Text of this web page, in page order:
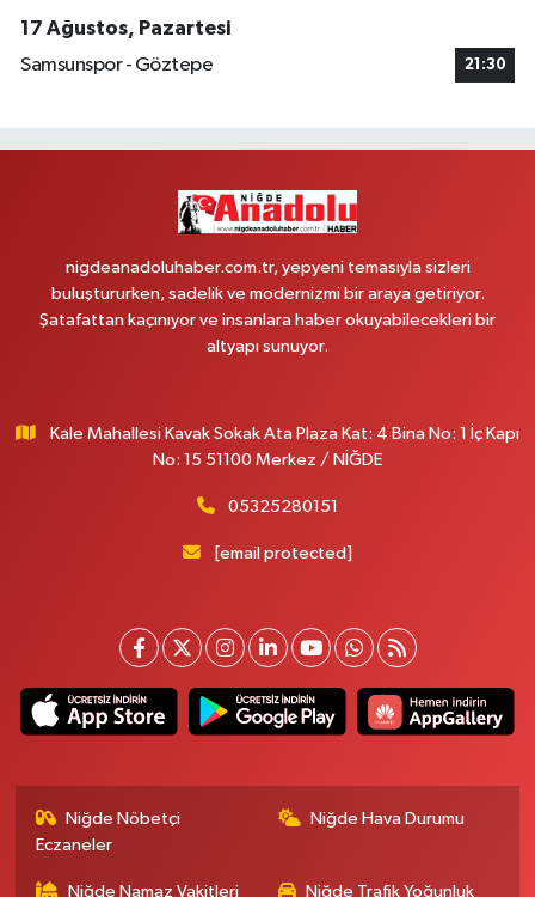
17 Ağustos, Pazartesi
Samsunspor - Göztepe
21:30
nigdeanadoluhaber.com.tr, yepyeni temasıyla sizleri
buluştururken, sadelik ve modernizmi bir araya getiriyor.
Şatafattan kaçınıyor ve insanlara haber okuyabilecekleri bir
altyapı sunuyor.
Kale Mahallesi Kavak Sokak Ata Plaza Kat: 4 Bina No: 1 İç Kapı
No: 15 51100 Merkez / NİĞDE
05325280151
[email protected]
Niğde Nöbetçi
Eczaneler
Niğde Hava Durumu
Niğde Namaz Vakitleri Niğde Trafik Yoğunluk